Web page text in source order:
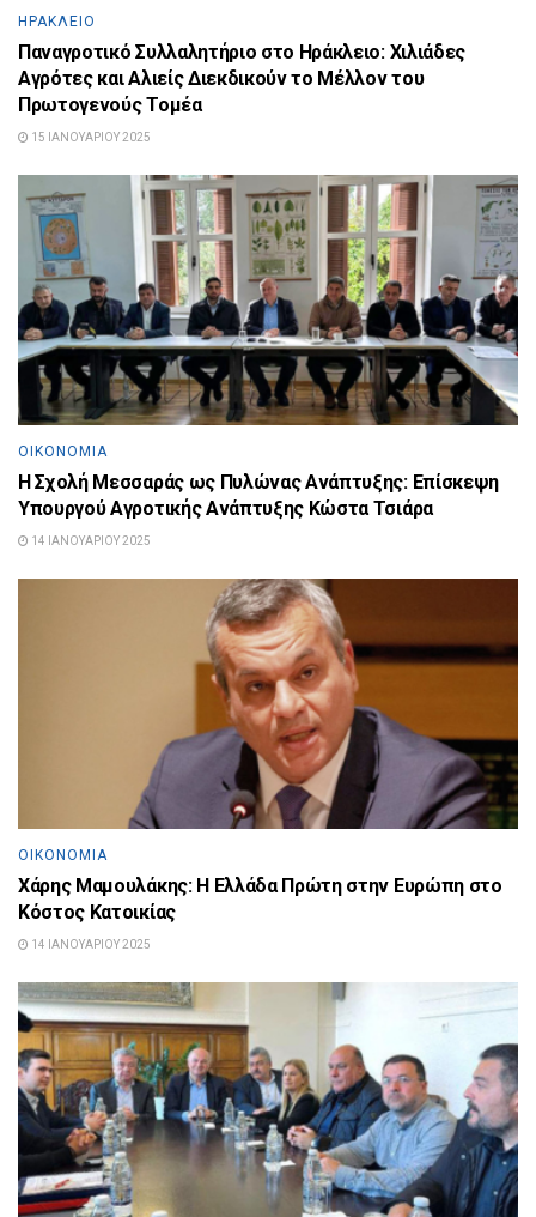
ΗΡΆΚΛΕΙΟ
Παναγροτικό Συλλαλητήριο στο Ηράκλειο: Χιλιάδες
Αγρότες και Αλιείς Διεκδικούν το Μέλλον του
Πρωτογενούς Τομέα
15 ΙΑΝΟΥΑΡΊΟΥ 2025
ΟΙΚΟΝΟΜΊΑ
Η Σχολή Μεσσαράς ως Πυλώνας Ανάπτυξης: Επίσκεψη
Υπουργού Αγροτικής Ανάπτυξης Κώστα Τσιάρα
14 ΙΑΝΟΥΑΡΊΟΥ 2025
ΟΙΚΟΝΟΜΊΑ
Χάρης Μαμουλάκης: Η Ελλάδα Πρώτη στην Ευρώπη στο
Κόστος Κατοικίας
14 ΙΑΝΟΥΑΡΊΟΥ 2025